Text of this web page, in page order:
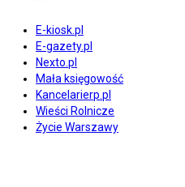
E-kiosk.pl
E-gazety.pl
Nexto.pl
Mała księgowość
Kancelarierp.pl
Wieści Rolnicze
Życie Warszawy